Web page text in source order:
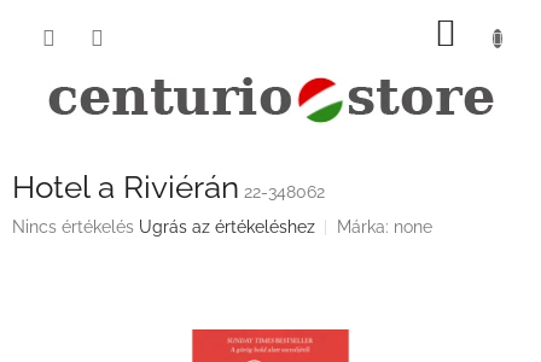
KOSÁR
Hotel a Riviérán 22-348062
A
Nincs értékelés Ugrás az értékeléshez Márka: none